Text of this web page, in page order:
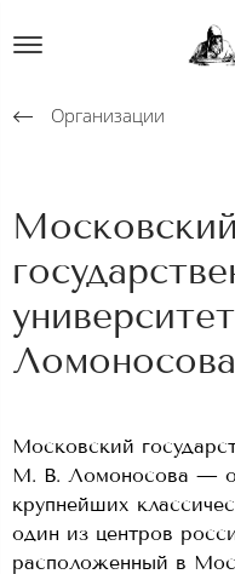
Организации
Московский
Ломоносова
Московский
М. В. Ломоносова —
крупнейших
один из центров
расположенный в